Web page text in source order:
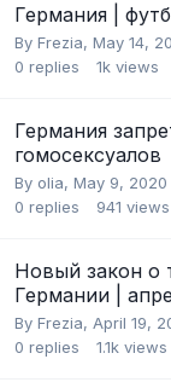
Германия |
By Frezia, May 14,
0 replies 1k views
Германия
гомосексуалов
By olia, May 9, 2020
0 replies 941 views
Новый закон о
Германии |
By Frezia, April 19,
0 replies 1.1k views